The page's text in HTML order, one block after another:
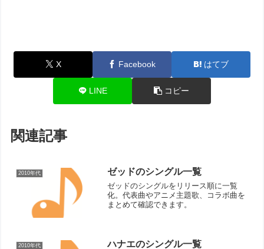
X Facebook はてブ
LINE コピー
関連記事
2010年代 ゼッドのシングル一覧
ゼッドのシングルをリリース順に一覧
化。代表曲やアニメ主題歌、コラボ曲を
まとめて確認できます。
2010年代 ハナエのシングル一覧